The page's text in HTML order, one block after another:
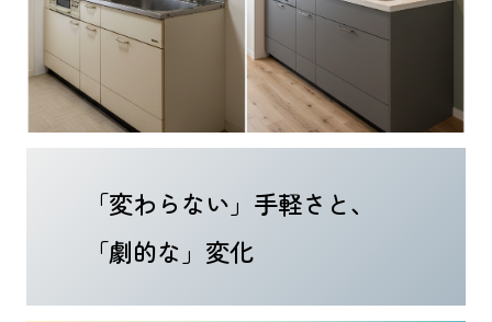
「変わらない」手軽さと、
「劇的な」変化